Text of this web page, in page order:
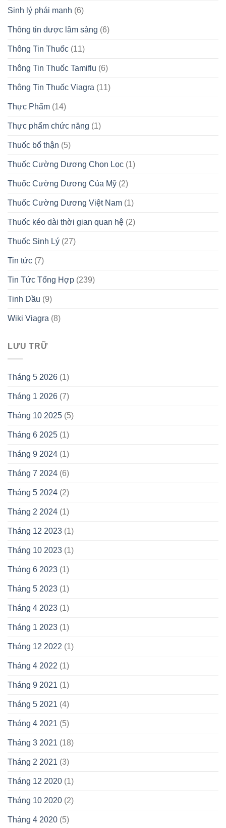
Sinh lý phái mạnh (6)
Thông tin dược lâm sàng (6)
Thông Tin Thuốc (11)
Thông Tin Thuốc Tamiflu (6)
Thông Tin Thuốc Viagra (11)
Thực Phẩm (14)
Thực phẩm chức năng (1)
Thuốc bổ thận (5)
Thuốc Cường Dương Chọn Lọc (1)
Thuốc Cường Dương Của Mỹ (2)
Thuốc Cường Dương Việt Nam (1)
Thuốc kéo dài thời gian quan hệ (2)
Thuốc Sinh Lý (27)
Tin tức (7)
Tin Tức Tổng Hợp (239)
Tinh Dầu (9)
Wiki Viagra (8)
LƯU TRỮ
Tháng 5 2026 (1)
Tháng 1 2026 (7)
Tháng 10 2025 (5)
Tháng 6 2025 (1)
Tháng 9 2024 (1)
Tháng 7 2024 (6)
Tháng 5 2024 (2)
Tháng 2 2024 (1)
Tháng 12 2023 (1)
Tháng 10 2023 (1)
Tháng 6 2023 (1)
Tháng 5 2023 (1)
Tháng 4 2023 (1)
Tháng 1 2023 (1)
Tháng 12 2022 (1)
Tháng 4 2022 (1)
Tháng 9 2021 (1)
Tháng 5 2021 (4)
Tháng 4 2021 (5)
Tháng 3 2021 (18)
Tháng 2 2021 (3)
Tháng 12 2020 (1)
Tháng 10 2020 (2)
Tháng 4 2020 (5)